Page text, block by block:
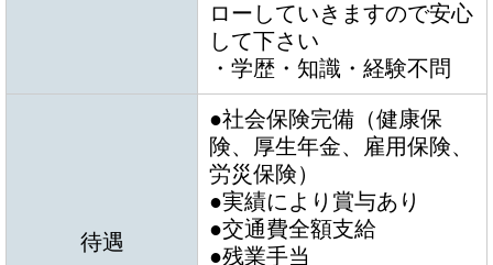
ローしていきますので安心
して下さい
・学歴・知識・経験不問
待遇
●社会保険完備（健康保
険、厚生年金、雇用保険、
労災保険）
●実績により賞与あり
●交通費全額支給
●残業手当